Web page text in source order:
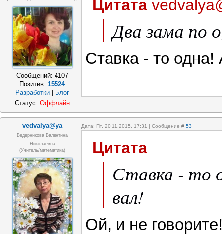
Сообщений: 4107
Позитив:15524
Разработки
Блог
Цитата
Два зама по
Ставка - то
Статус: Оффлайн
vedvalya@ya Дата: Пт, 20.11.2015, 17:31 | Сообщение # 53
Ведерникова Валентина
Николаевна
(учитель/математика)
Цитата
Ставка - то
вал!
Ой, и не